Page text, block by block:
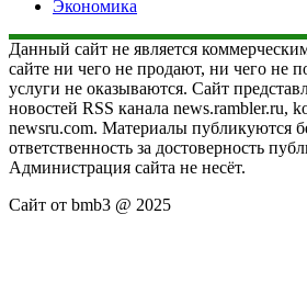
Экономика
Данный сайт не является
сайте ни чего не продают, ни чего не
услуги не оказываются. Сайт
новостей RSS канала news.rambler.ru,
newsru.com. Материалы публикуются
ответственность за достоверность
Администрация сайта не несёт.
Сайт от bmb3 @ 2025